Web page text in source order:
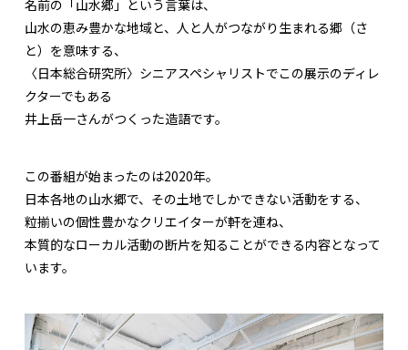
名前の「山水郷」という言葉は、
山水の恵み豊かな地域と、人と人がつながり生まれる郷（さ
と）を意味する、
〈日本総合研究所〉シニアスペシャリストでこの展示のディレ
クターでもある
井上岳一さんがつくった造語です。
この番組が始まったのは2020年。
日本各地の山水郷で、その土地でしかできない活動をする、
粒揃いの個性豊かなクリエイターが軒を連ね、
本質的なローカル活動の断片を知ることができる内容となって
います。